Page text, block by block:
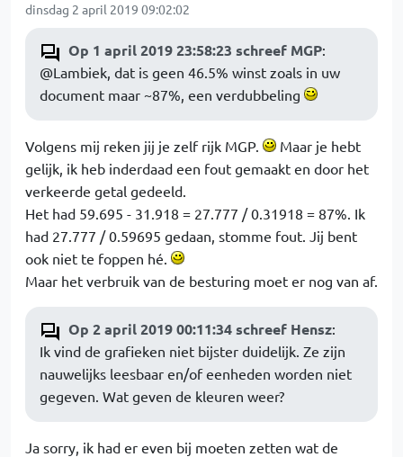
dinsdag 2 april 2019 09:02:02
Op 1 april 2019 23:58:23 schreef MGP:
@Lambiek, dat is geen 46.5% winst zoals in uw
document maar ~87%, een verdubbeling
Volgens mij reken jij je zelf rijk MGP.
Maar je hebt
gelijk, ik heb inderdaad een fout gemaakt en door het
verkeerde getal gedeeld.
Het had 59.695 - 31.918 = 27.777 / 0.31918 = 87%. Ik
had 27.777 / 0.59695 gedaan, stomme fout. Jij bent
ook niet te foppen hé.
Maar het verbruik van de besturing moet er nog van af.
Op 2 april 2019 00:11:34 schreef Hensz:
Ik vind de grafieken niet bijster duidelijk. Ze zijn
nauwelijks leesbaar en/of eenheden worden niet
gegeven. Wat geven de kleuren weer?
Ja sorry, ik had er even bij moeten zetten wat de